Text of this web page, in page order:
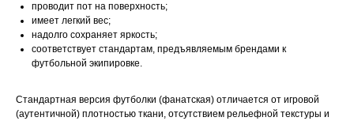
проводит пот на поверхность;
имеет легкий вес;
надолго сохраняет яркость;
соответствует стандартам, предъявляемым брендами к
футбольной экипировке.
Стандартная версия футболки (фанатская) отличается от игровой
(аутентичной) плотностью ткани, отсутствием рельефной текстуры и